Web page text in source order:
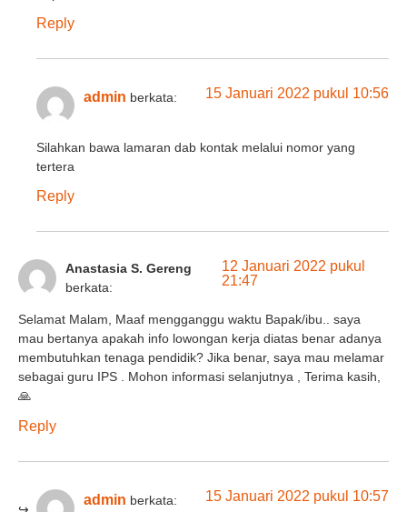
Reply
admin berkata: 15 Januari 2022 pukul 10:56
Silahkan bawa lamaran dab kontak melalui nomor yang
tertera
Reply
Anastasia S. Gereng
berkata:
12 Januari 2022 pukul
21:47
Selamat Malam, Maaf mengganggu waktu Bapak/ibu.. saya
mau bertanya apakah info lowongan kerja diatas benar adanya
membutuhkan tenaga pendidik? Jika benar, saya mau melamar
sebagai guru IPS . Mohon informasi selanjutnya , Terima kasih,
🙏
Reply
admin berkata: 15 Januari 2022 pukul 10:57